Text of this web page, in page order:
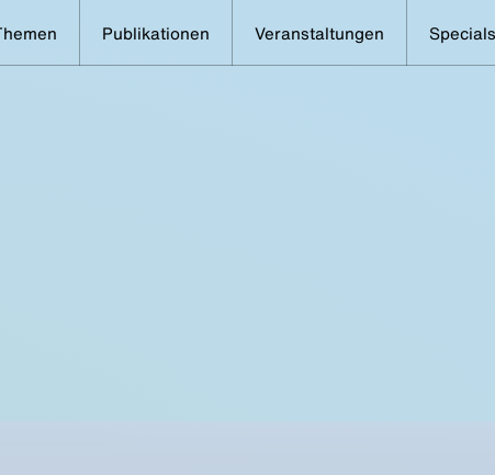
Publikationen Veranstaltungen Specials